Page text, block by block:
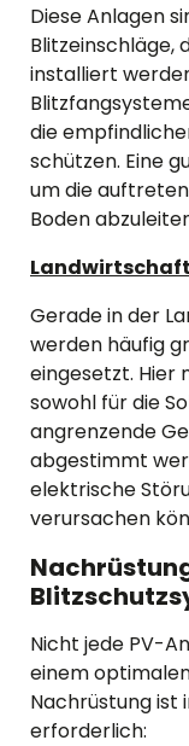
Diese Anlagen
Blitzeinschläge,
installiert
die
schützen. Eine
um die
Boden
Gerade in der
werden häufig
eingesetzt. Hier
sowohl für die
angrenzende
abgestimmt
elektrische
verursachen
Nicht jede PV-
einem
Nachrüstung ist
erforderlich: